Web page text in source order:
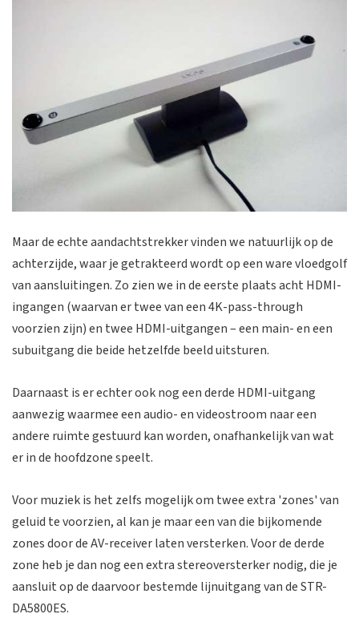
Maar de echte aandachtstrekker vinden we natuurlijk op de
achterzijde, waar je getrakteerd wordt op een ware vloedgolf
van aansluitingen. Zo zien we in de eerste plaats acht HDMI-
ingangen (waarvan er twee van een 4K-pass-through
voorzien zijn) en twee HDMI-uitgangen – een main- en een
subuitgang die beide hetzelfde beeld uitsturen.
Daarnaast is er echter ook nog een derde HDMI-uitgang
aanwezig waarmee een audio- en videostroom naar een
andere ruimte gestuurd kan worden, onafhankelijk van wat
er in de hoofdzone speelt.
Voor muziek is het zelfs mogelijk om twee extra 'zones' van
geluid te voorzien, al kan je maar een van die bijkomende
zones door de AV-receiver laten versterken. Voor de derde
zone heb je dan nog een extra stereoversterker nodig, die je
aansluit op de daarvoor bestemde lijnuitgang van de STR-
DA5800ES.